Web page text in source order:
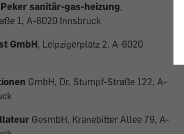
sanitär-gas-heizung,
1, A-6020 Innsbruck
GmbH, Leipzigerplatz 2, A-6020
GmbH, Dr. Stumpf-Straße 122, A-
GesmbH, Kranebitter Allee 79, A-